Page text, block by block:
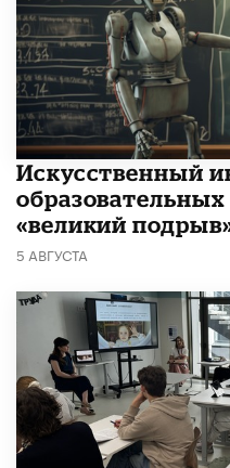
​Искусственный
«великий
5 АВГУСТА